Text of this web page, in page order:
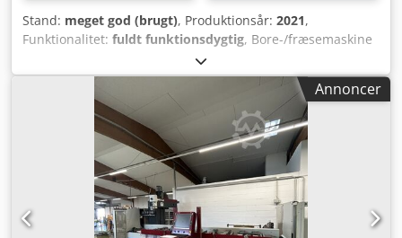
Stand: meget god (brugt), Produktionsår: 2021,
Funktionalitet: fuldt funktionsdygtig, Bore-/fræsemaskine
KNUTH MARK SUPER SV Byggeår: 2021 Slaglængde X: 560
mm Slaglængde Y: 190 mm Slaglængde Z: 400 mm Spindel:
CM4 Spindeludgang: 120 mm Spindelhastighed: fra 75 til
2500 omdr./min. Bordstørrelse: 800 x 240 mm Vinklet
hoved Skala på 3 akser Elektronisk hastighedsregulator
Automatisk op-/nedbevægelse af hovedet Automatisk
slaglængde på X-aksen Manuel slaglængde på Y-aksen
Leveres med mange tilbehør: Borehoveder, spændebeslag
osv. (se billeder) Dcjdpfx Aijzqtc Rj Njk Spænding: 380 V
Længde: 1400 mm Dybde: 1200 mm Højde: 2000 mm Vægt:
Annoncer